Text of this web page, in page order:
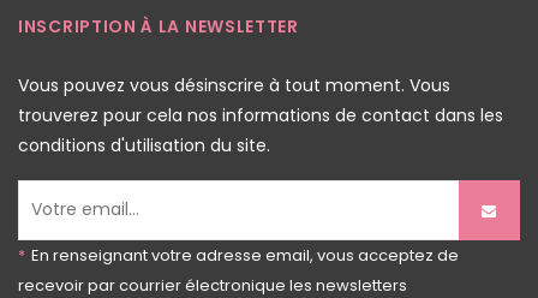
INSCRIPTION À LA NEWSLETTER
Vous pouvez vous désinscrire à tout moment. Vous
trouverez pour cela nos informations de contact dans les
conditions d'utilisation du site.
* En renseignant votre adresse email, vous acceptez de
recevoir par courrier électronique les newsletters